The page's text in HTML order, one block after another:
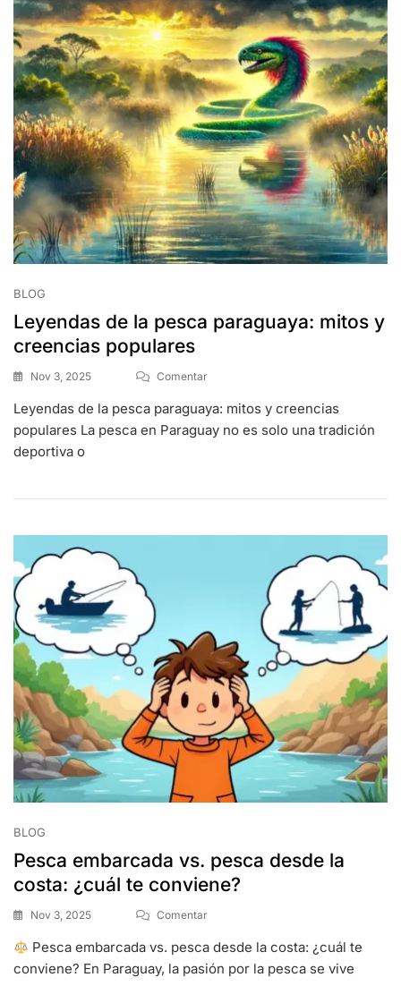
BLOG
Leyendas de la pesca paraguaya: mitos y
creencias populares
Nov 3, 2025 Comentar
Leyendas de la pesca paraguaya: mitos y creencias
populares La pesca en Paraguay no es solo una tradición
deportiva o
BLOG
Pesca embarcada vs. pesca desde la
costa: ¿cuál te conviene?
Nov 3, 2025 Comentar
Pesca embarcada vs. pesca desde la costa: ¿cuál te
conviene? En Paraguay, la pasión por la pesca se vive